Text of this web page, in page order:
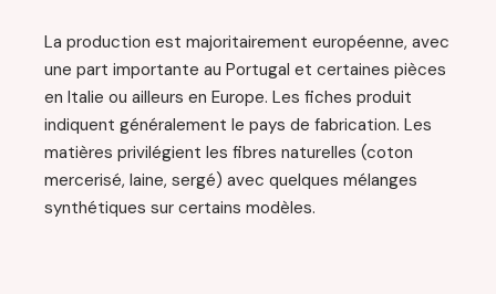
La production est majoritairement européenne, avec
une part importante au Portugal et certaines pièces
en Italie ou ailleurs en Europe. Les fiches produit
indiquent généralement le pays de fabrication. Les
matières privilégient les fibres naturelles (coton
mercerisé, laine, sergé) avec quelques mélanges
synthétiques sur certains modèles.